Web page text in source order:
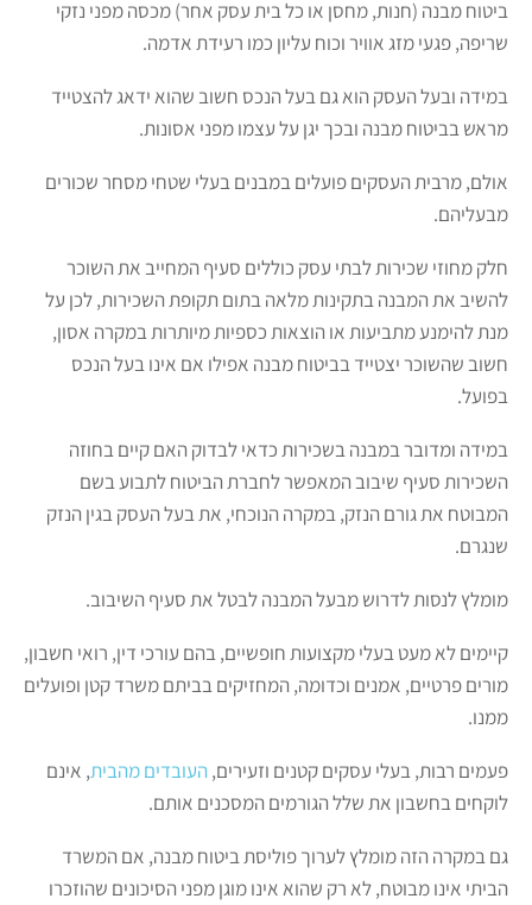
ביטוח מבנה (חנות, מחסן או כל בית עסק אחר) מכסה מפני נזקי
שריפה, פגעי מזג אוויר וכוח עליון כמו רעידת אדמה.
במידה ובעל העסק הוא גם בעל הנכס חשוב שהוא ידאג להצטייד
מראש בביטוח מבנה ובכך יגן על עצמו מפני אסונות.
אולם, מרבית העסקים פועלים במבנים בעלי שטחי מסחר שכורים
מבעליהם.
חלק מחוזי שכירות לבתי עסק כוללים סעיף המחייב את השוכר
להשיב את המבנה בתקינות מלאה בתום תקופת השכירות, לכן על
מנת להימנע מתביעות או הוצאות כספיות מיותרות במקרה אסון,
חשוב שהשוכר יצטייד בביטוח מבנה אפילו אם אינו בעל הנכס
בפועל.
במידה ומדובר במבנה בשכירות כדאי לבדוק האם קיים בחוזה
השכירות סעיף שיבוב המאפשר לחברת הביטוח לתבוע בשם
המבוטח את גורם הנזק, במקרה הנוכחי, את בעל העסק בגין הנזק
שנגרם.
מומלץ לנסות לדרוש מבעל המבנה לבטל את סעיף השיבוב.
קיימים לא מעט בעלי מקצועות חופשיים, בהם עורכי דין, רואי חשבון,
מורים פרטיים, אמנים וכדומה, המחזיקים בביתם משרד קטן ופועלים
ממנו.
פעמים רבות, בעלי עסקים קטנים וזעירים,העובדים מהבית, אינם
לוקחים בחשבון את שלל הגורמים המסכנים אותם.
גם במקרה הזה מומלץ לערוך פוליסת ביטוח מבנה, אם המשרד
הביתי אינו מבוטח, לא רק שהוא אינו מוגן מפני הסיכונים שהוזכרו